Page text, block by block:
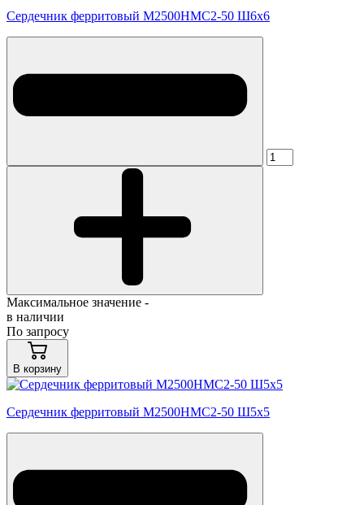
Сердечник ферритовый М2500НМС2-50 Ш6х6
Максимальное значение -
в наличии
По запросу
В корзину
Сердечник ферритовый М2500НМС2-50 Ш5х5